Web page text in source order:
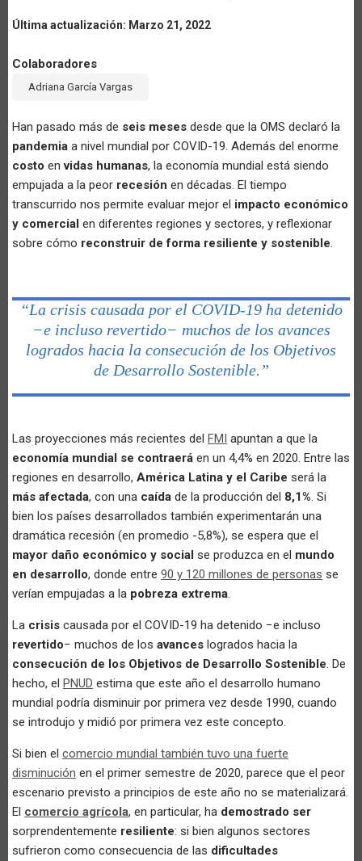
Última actualización: Marzo 21, 2022
Colaboradores
Adriana García Vargas
Han pasado más de seis meses desde que la OMS declaró la
pandemia a nivel mundial por COVID-19. Además del enorme
costo envidas humanas, la economía mundial está siendo
empujada a la peor recesión en décadas. El tiempo
transcurrido nos permite evaluar mejor el impacto económico
y comercial en diferentes regiones y sectores, y reflexionar
sobre cómo reconstruir de forma resiliente y sostenible.
“La crisis causada por el COVID-19 ha detenido
−e incluso revertido− muchos de los avances
logrados hacia la consecución de los Objetivos
de Desarrollo Sostenible.”
Las proyecciones más recientes del FMI apuntan a que la
economía mundial se contraerá en un 4,4% en 2020. Entre las
regiones en desarrollo, América Latina y el Caribe será la
más afectada, con una caída de la producción del 8,1%. Si
bien los países desarrollados también experimentarán una
dramática recesión (en promedio -5,8%), se espera que el
mayor daño económico y social se produzca en el mundo
en desarrollo, donde entre 90 y 120 millones de personas se
verían empujadas a la pobreza extrema.
La crisis causada por el COVID-19 ha detenido −e incluso
revertido− muchos de los avances logrados hacia la
consecución de los Objetivos de Desarrollo Sostenible. De
hecho, el PNUD estima que este año el desarrollo humano
mundial podría disminuir por primera vez desde 1990, cuando
se introdujo y midió por primera vez este concepto.
Si bien el comercio mundial también tuvo una fuerte
disminución en el primer semestre de 2020, parece que el peor
escenario previsto a principios de este año no se materializará.
El comercio agrícola, en particular, ha demostrado ser
sorprendentemente resiliente: si bien algunos sectores
sufrieron como consecuencia de las dificultades